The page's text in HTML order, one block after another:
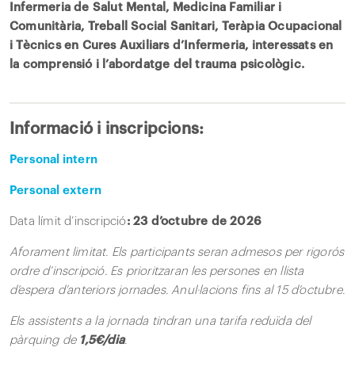
Infermeria de Salut Mental, Medicina Familiar i
Comunitària, Treball Social Sanitari, Teràpia Ocupacional
i Tècnics en Cures Auxiliars d’Infermeria, interessats en
la comprensió i l’abordatge del trauma psicològic.
Informació i inscripcions:
Personal intern
Personal extern
Data límit d’inscripció : 23 d’octubre de 2026
Aforament limitat. Els participants seran admesos per rigorós
ordre d’inscripció. Es prioritzaran les persones en llista
d’espera d’anteriors jornades. Anul·lacions fins al 15 d’octubre.
Els assistents a la jornada tindran una tarifa reduïda del
pàrquing de 1,5€/dia.